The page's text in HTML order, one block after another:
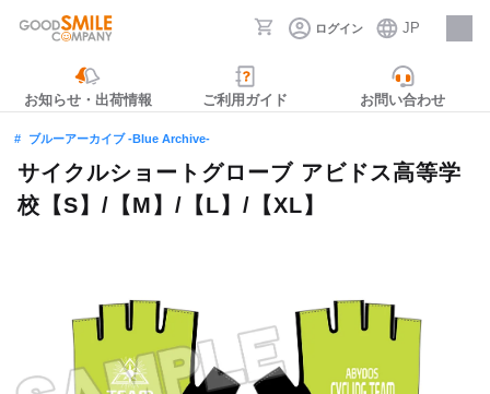
ログイン JP
採用情報
お知らせ・出荷情報 ご利用ガイド お問い合わせ
ブルーアーカイブ -Blue Archive-
サイクルショートグローブ アビドス高等学
校【S】/【M】/【L】/【XL】